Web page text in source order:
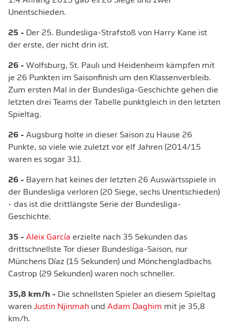
Unentschieden.
25 - Der 25. Bundesliga-Strafstoß von Harry Kane ist
der erste, der nicht drin ist.
26 - Wolfsburg, St. Pauli und Heidenheim kämpfen mit
je 26 Punkten im Saisonfinish um den Klassenverbleib.
Zum ersten Mal in der Bundesliga-Geschichte gehen die
letzten drei Teams der Tabelle punktgleich in den letzten
Spieltag.
26 - Augsburg holte in dieser Saison zu Hause 26
Punkte, so viele wie zuletzt vor elf Jahren (2014/15
waren es sogar 31).
26 - Bayern hat keines der letzten 26 Auswärtsspiele in
der Bundesliga verloren (20 Siege, sechs Unentschieden)
- das ist die drittlängste Serie der Bundesliga-
Geschichte.
35 - Aleix García erzielte nach 35 Sekunden das
drittschnellste Tor dieser Bundesliga-Saison, nur
Münchens Díaz (15 Sekunden) und Mönchengladbachs
Castrop (29 Sekunden) waren noch schneller.
35,8 km/h - Die schnellsten Spieler an diesem Spieltag
waren Justin Njinmah und Adam Daghim mit je 35,8
km/h.